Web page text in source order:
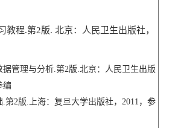
教程.第2版. 北京：人民卫生出版社，
据管理与分析. 第2版 北京：人民卫生出版
编
第2版 上海：复旦大学出版社， 2011 ，参